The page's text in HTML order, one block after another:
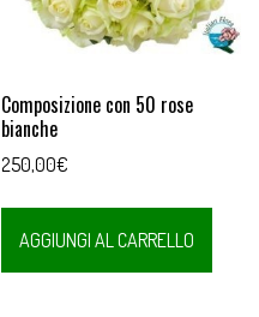
Composizione con 50 rose
bianche
250,00€
AGGIUNGI AL CARRELLO